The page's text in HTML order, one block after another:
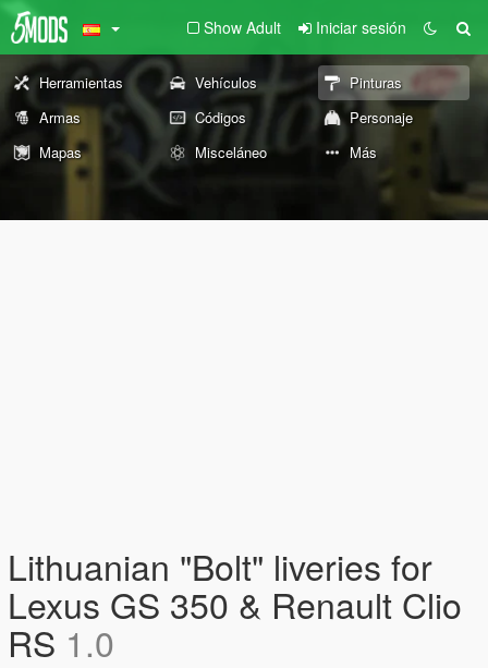
Show Adult Iniciar sesión
Herramientas Vehículos
Pinturas
Armas
Códigos
Personaje
Mapas
Misceláneo Más
Lithuanian "Bolt" liveries for
Lexus GS 350 & Renault Clio
RS 1.0